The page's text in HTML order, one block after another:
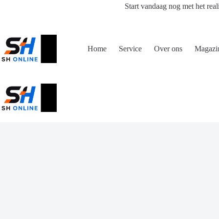
Start vandaag nog met het
Home Service Over ons